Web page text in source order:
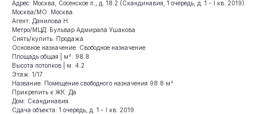
Адрес: Москва, Сосенское п., д. 18.2 (Скандинавия, 1 очередь, д. 1 - I кв. 2019)
Москва/МО: Москва
Агент: Данилова Н.
Метро/МЦД: Бульвар Адмирала Ушакова
Снять/купить: Продажа
Основное назначение: Свободное назначение
Площадь общая | м²: 98.8
Высота потолков | м: 4.2
Этаж: 1/17
Название: Помещение свободного назначения 98.8 м²
Прикрепить к ЖК: Да
Дом: Скандинавия
Сдача объекта: 1 очередь, д. 1 - I кв. 2019